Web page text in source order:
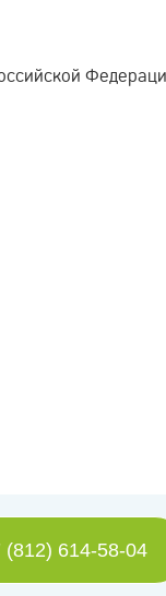
(812) 614-58-04